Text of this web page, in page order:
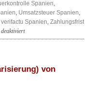
Spanien,
, Umsatzsteuer Spanien,
verifactu Spanien, Zahlungsfrist
für
e-
2026
von